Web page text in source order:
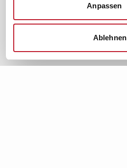
Anpassen
Ablehnen
BR-Magazin